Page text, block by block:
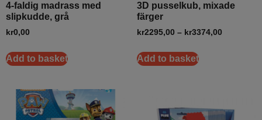
4-faldig madrass med
slipkudde, grå
kr0,00
Add to basket
3D pusselkub, mixade
färger
kr2295,00 – kr3374,00
Add to basket